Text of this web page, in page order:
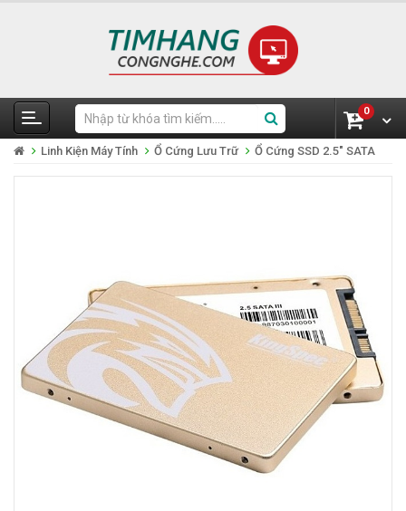
0
Linh Kiện Máy Tính Ổ Cứng Lưu Trữ Ổ Cứng SSD 2.5" SATA